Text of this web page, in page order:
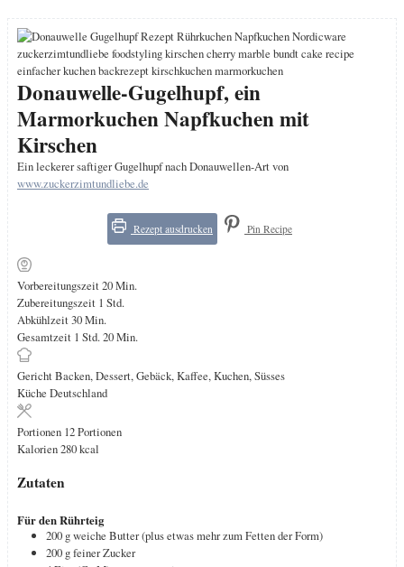
Donauwelle-Gugelhupf, ein
Marmorkuchen Napfkuchen mit
Kirschen
Ein leckerer saftiger Gugelhupf nach Donauwellen-Art von
www.zuckerzimtundliebe.de
Rezept ausdrucken Pin Recipe
Vorbereitungszeit20Minuten
Min.
Zubereitungszeit 1 Stunde
Std.
Abkühlzeit30Minuten
Min.
Gesamtzeit 1 Stunde
Std.20Minuten
Min.
GerichtBacken, Dessert, Gebäck, Kaffee, Kuchen, Süsses
Küche Deutschland
Portionen 12Portionen
Kalorien280kcal
Zutaten
Für den Rührteig
200 gweiche Butter (plus etwas mehr zum Fetten der Form)
200 gfeiner Zucker